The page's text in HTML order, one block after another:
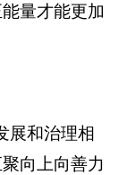
量才能更加
展和治理相
向上向善力